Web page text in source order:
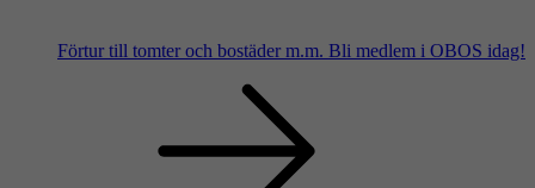
Förtur till tomter och bostäder m.m. Bli medlem i OBOS idag!